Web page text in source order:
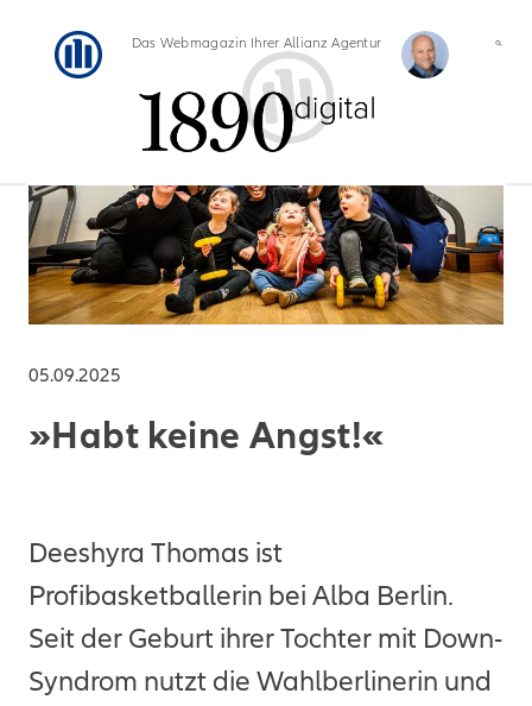
Das Webmagazin Ihrer Allianz Agentur
05.09.2025
»Habt keine Angst!«
Deeshyra Thomas ist
Profibasketballerin bei Alba Berlin.
Seit der Geburt ihrer Tochter mit Down-
Syndrom nutzt die Wahlberlinerin und